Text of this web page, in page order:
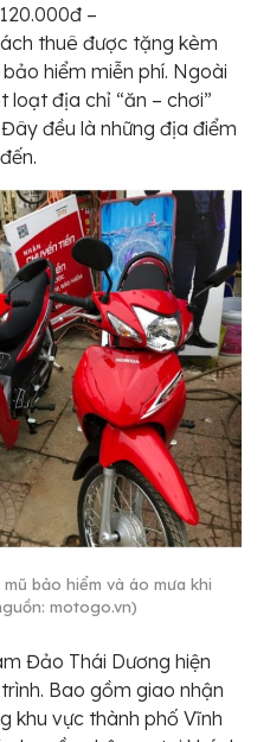
–
thuê được tặng kèm
hiểm miễn phí. Ngoài
địa chỉ “ăn – chơi”
đều là những địa điểm
bảo hiểm và áo mưa khi
motogo.vn)
Đảo Thái Dương hiện
Bao gồm giao nhận
khu vực thành phố Vĩnh